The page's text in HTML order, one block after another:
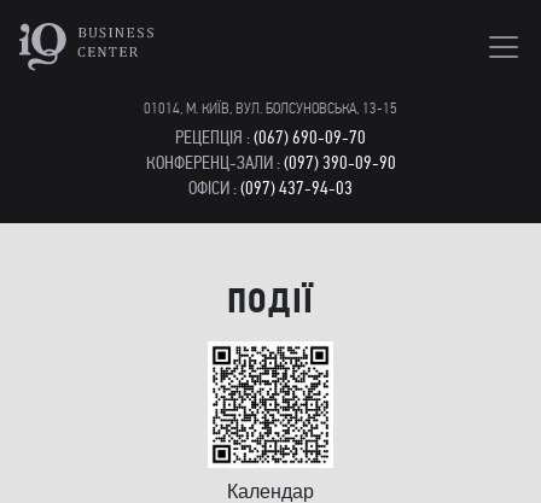
01014, М. КИЇВ, ВУЛ. БОЛСУНОВСЬКА, 13-15
РЕЦЕПЦІЯ :(067) 690-09-70
КОНФЕРЕНЦ-ЗАЛИ :(097) 390-09-90
ОФІСИ :(097) 437-94-03
ПОДІЇ
Календар